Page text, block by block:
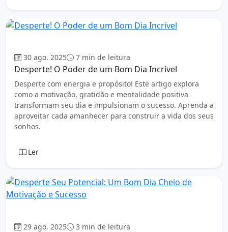
30 ago. 2025 7 min de leitura
Desperte! O Poder de um Bom Dia Incrível
Desperte com energia e propósito! Este artigo explora
como a motivação, gratidão e mentalidade positiva
transformam seu dia e impulsionam o sucesso. Aprenda a
aproveitar cada amanhecer para construir a vida dos seus
sonhos.
Ler
29 ago. 2025 3 min de leitura